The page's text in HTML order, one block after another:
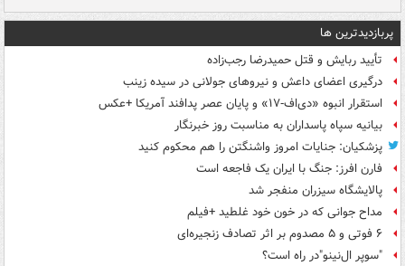
پربازدیدترین ها
تأیید ربایش و قتل حمیدرضا رجب‌زاده
درگیری اعضای داعش و نیروهای جولانی در سیده زینب
استقرار انبوه «دی‌اف‑۱۷» و پایان عصر پدافند آمریکا +عکس
بیانیه سپاه پاسداران به مناسبت روز خبرنگار
پزشکیان: جنایات امروز واشنگتن را هم محکوم کنید
فارن افرز: جنگ با ایران یک فاجعه است
پالایشگاه سیزران منفجر شد
مداح جوانی که در خون خود غلطید +فیلم
۶ فوتی و ۵ مصدوم بر اثر تصادف زنجیره‌ای
"سوپر ال‌نینو"در راه است؟